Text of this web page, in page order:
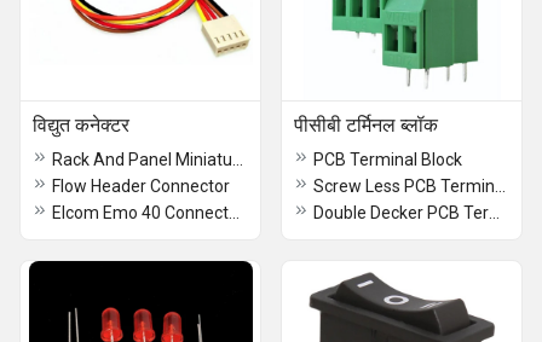
विद्युत कनेक्टर
Flow Header Connector
पीसीबी टर्मिनल ब्लॉक
PCB Terminal Block